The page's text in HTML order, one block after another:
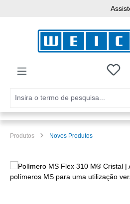
Produtos Novos Produtos
Ignorar galeria de imagens